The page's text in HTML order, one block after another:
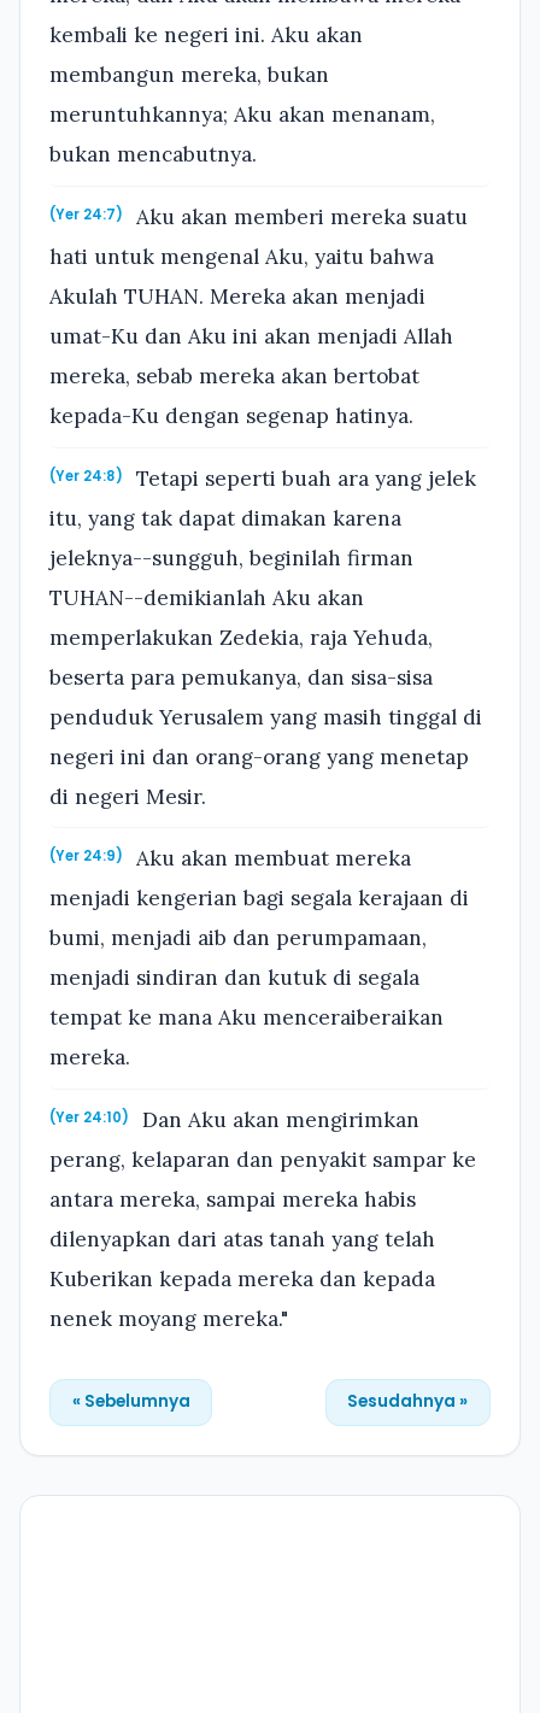
kembali ke negeri ini. Aku akan
membangun mereka, bukan
meruntuhkannya; Aku akan menanam,
bukan mencabutnya.
(Yer 24:7)
Aku akan memberi mereka suatu
hati untuk mengenal Aku, yaitu bahwa
Akulah TUHAN. Mereka akan menjadi
umat-Ku dan Aku ini akan menjadi Allah
mereka, sebab mereka akan bertobat
kepada-Ku dengan segenap hatinya.
(Yer 24:8)
Tetapi seperti buah ara yang jelek
itu, yang tak dapat dimakan karena
jeleknya--sungguh, beginilah firman
TUHAN--demikianlah Aku akan
memperlakukan Zedekia, raja Yehuda,
beserta para pemukanya, dan sisa-sisa
penduduk Yerusalem yang masih tinggal di
negeri ini dan orang-orang yang menetap
di negeri Mesir.
(Yer 24:9)
Aku akan membuat mereka
menjadi kengerian bagi segala kerajaan di
bumi, menjadi aib dan perumpamaan,
menjadi sindiran dan kutuk di segala
tempat ke mana Aku menceraiberaikan
mereka.
(Yer 24:10)
Dan Aku akan mengirimkan
perang, kelaparan dan penyakit sampar ke
antara mereka, sampai mereka habis
dilenyapkan dari atas tanah yang telah
Kuberikan kepada mereka dan kepada
nenek moyang mereka."
« Sebelumnya Sesudahnya »